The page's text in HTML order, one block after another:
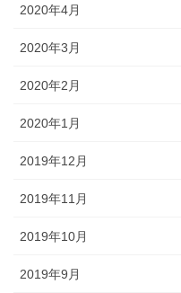
2020年4月
2020年3月
2020年2月
2020年1月
2019年12月
2019年11月
2019年10月
2019年9月